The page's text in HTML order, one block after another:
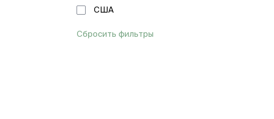
США
Сбросить фильтры